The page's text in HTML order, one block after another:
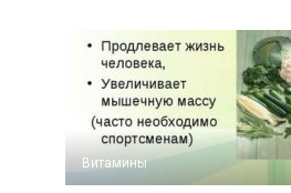
Витамины